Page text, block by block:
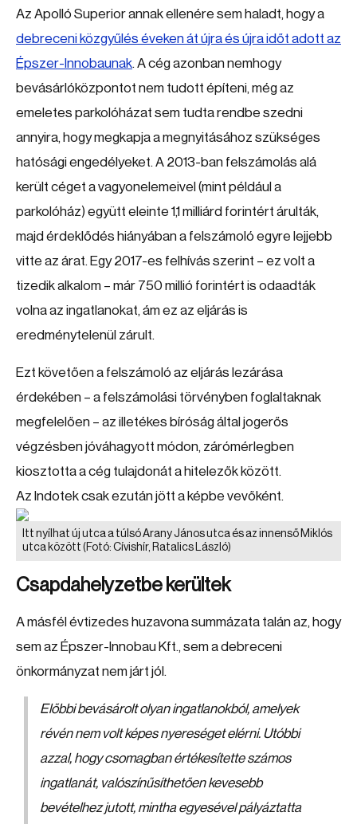
Az Apolló Superior annak ellenére sem haladt, hogy a
debreceni közgyűlés éveken át újra és újra időt adott az
Épszer-Innobaunak. A cég azonban nemhogy
bevásárlóközpontot nem tudott építeni, még az
emeletes parkolóházat sem tudta rendbe szedni
annyira, hogy megkapja a megnyitásához szükséges
hatósági engedélyeket. A 2013-ban felszámolás alá
került céget a vagyonelemeivel (mint például a
parkolóház) együtt eleinte 1,1 milliárd forintért árulták,
majd érdeklődés hiányában a felszámoló egyre lejjebb
vitte az árat. Egy 2017-es felhívás szerint – ez volt a
tizedik alkalom – már 750 millió forintért is odaadták
volna az ingatlanokat, ám ez az eljárás is
eredménytelenül zárult.
Ezt követően a felszámoló az eljárás lezárása
érdekében – a felszámolási törvényben foglaltaknak
megfelelően – az illetékes bíróság által jogerős
végzésben jóváhagyott módon, zárómérlegben
kiosztotta a cég tulajdonát a hitelezők között.
Az Indotek csak ezután jött a képbe vevőként.
Itt nyílhat új utca a túlsó Arany János utca és az innenső Miklós
utca között (Fotó: Cívishír, Ratalics László)
Csapdahelyzetbe kerültek
A másfél évtizedes huzavona summázata talán az, hogy
sem az Épszer-Innobau Kft., sem a debreceni
önkormányzat nem járt jól.
Előbbi bevásárolt olyan ingatlanokból, amelyek
révén nem volt képes nyereséget elérni. Utóbbi
azzal, hogy csomagban értékesítette számos
ingatlanát, valószínűsíthetően kevesebb
bevételhez jutott, mintha egyesével pályáztatta